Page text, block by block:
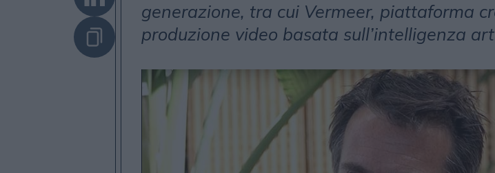
generazione, tra cui Vermeer, piattaforma
produzione video basata sull’intelligenza